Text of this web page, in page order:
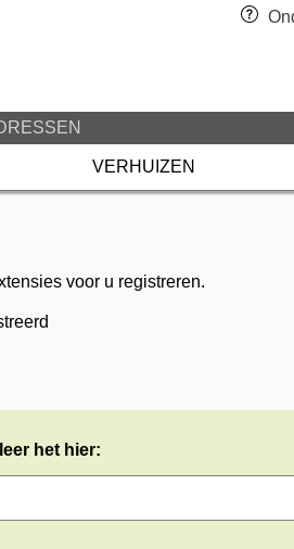
VERHUIZEN
voor u registreren.
het hier: